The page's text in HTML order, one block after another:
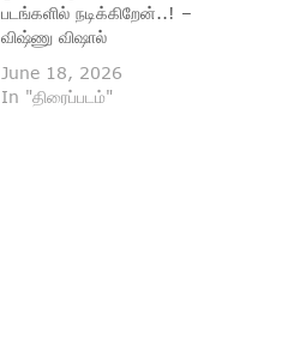
படங்களில் நடிக்கிறேன்..! –
விஷ்ணு விஷால்
June 18, 2026
In "திரைப்படம்"